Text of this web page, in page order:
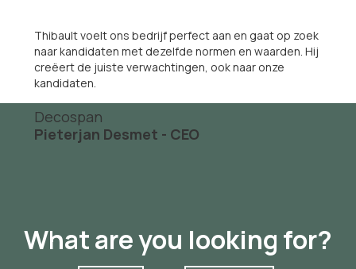
Thibault voelt ons bedrijf perfect aan en gaat op zoek
naar kandidaten met dezelfde normen en waarden. Hij
creëert de juiste verwachtingen, ook naar onze
kandidaten.
Decospan
Pieterjan Desmet - CEO
What are you looking for?